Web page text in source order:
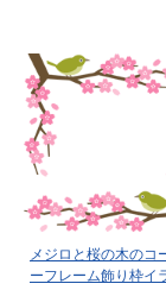
メジロと桜の木のコ
ーフレーム飾り枠イ